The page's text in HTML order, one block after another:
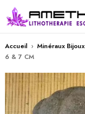
Accueil › Minéraux Bijoux
6 & 7 CM